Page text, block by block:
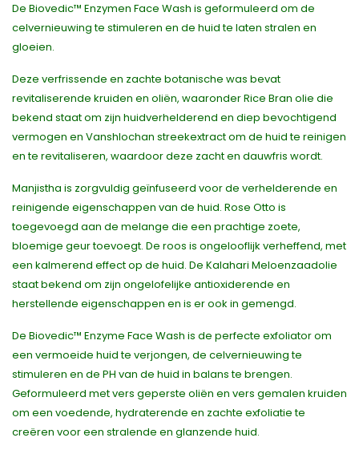
De Biovedic™ Enzymen Face Wash is geformuleerd om de
celvernieuwing te stimuleren en de huid te laten stralen en
gloeien.
Deze verfrissende en zachte botanische was bevat
revitaliserende kruiden en oliën, waaronder Rice Bran olie die
bekend staat om zijn huidverhelderend en diep bevochtigend
vermogen en Vanshlochan streekextract om de huid te reinigen
en te revitaliseren, waardoor deze zacht en dauwfris wordt.
Manjistha is zorgvuldig geïnfuseerd voor de verhelderende en
reinigende eigenschappen van de huid. Rose Otto is
toegevoegd aan de melange die een prachtige zoete,
bloemige geur toevoegt. De roos is ongelooflijk verheffend, met
een kalmerend effect op de huid. De Kalahari Meloenzaadolie
staat bekend om zijn ongelofelijke antioxiderende en
herstellende eigenschappen en is er ook in gemengd.
De Biovedic™ Enzyme Face Wash is de perfecte exfoliator om
een vermoeide huid te verjongen, de celvernieuwing te
stimuleren en de PH van de huid in balans te brengen.
Geformuleerd met vers geperste oliën en vers gemalen kruiden
om een voedende, hydraterende en zachte exfoliatie te
creëren voor een stralende en glanzende huid.